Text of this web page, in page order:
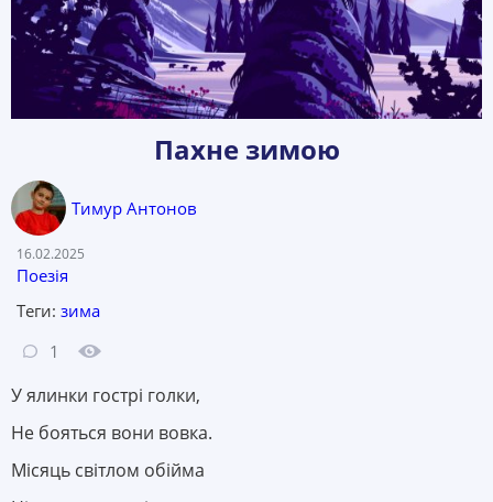
Пахне зимою
Тимур Антонов
Дата:
16.02.2025
Категорія:
Поезія
Теги: зима
Кількість коментарів:
1 Кількість переглядів:
У ялинки гострі голки,
Не бояться вони вовка.
Місяць світлом обійма